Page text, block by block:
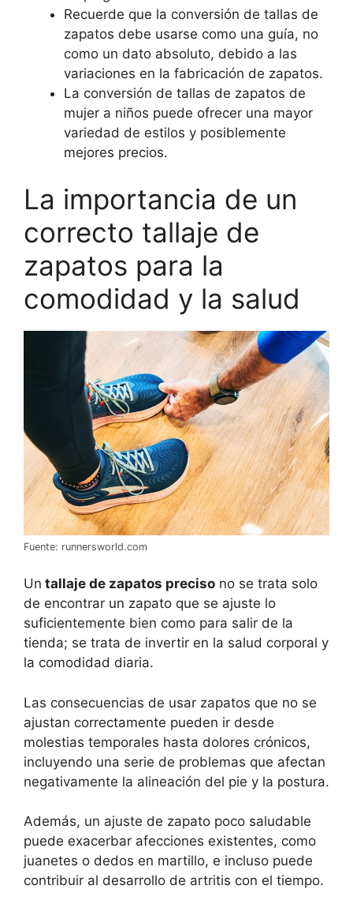
Recuerde que la conversión de tallas de
zapatos debe usarse como una guía, no
como un dato absoluto, debido a las
variaciones en la fabricación de zapatos.
La conversión de tallas de zapatos de
mujer a niños puede ofrecer una mayor
variedad de estilos y posiblemente
mejores precios.
La importancia de un
correcto tallaje de
zapatos para la
comodidad y la salud
Fuente: runnersworld.com
Un tallaje de zapatos preciso no se trata solo
de encontrar un zapato que se ajuste lo
suficientemente bien como para salir de la
tienda; se trata de invertir en la salud corporal y
la comodidad diaria.
Las consecuencias de usar zapatos que no se
ajustan correctamente pueden ir desde
molestias temporales hasta dolores crónicos,
incluyendo una serie de problemas que afectan
negativamente la alineación del pie y la postura.
Además, un ajuste de zapato poco saludable
puede exacerbar afecciones existentes, como
juanetes o dedos en martillo, e incluso puede
contribuir al desarrollo de artritis con el tiempo.